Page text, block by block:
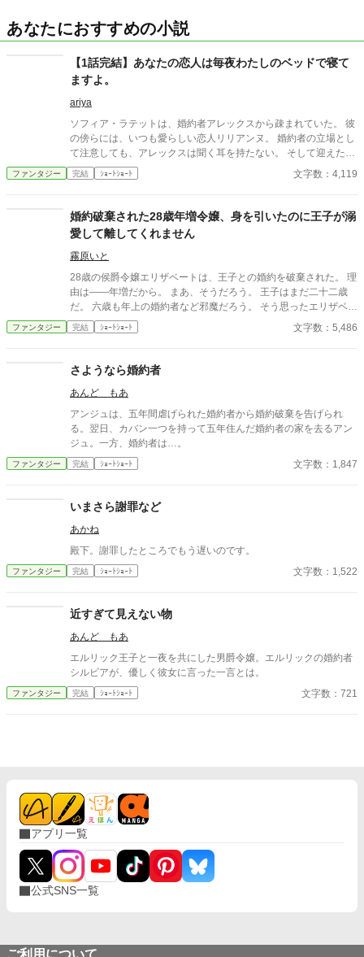
あなたにおすすめの小説
【1話完結】あなたの恋人は毎夜わたしのベッドで寝て
ますよ。
ariya
ソフィア・ラテットは、婚約者アレックスから疎まれていた。 彼
の傍らには、いつも愛らしい恋人リリアンヌ。 婚約者の立場とし
て注意しても、アレックスは聞く耳を持たない。 そして迎えた学
園卒業パーティー。 ソフィアは公衆の面前で婚約破棄を言い渡さ
れる。 ガッツポーズを決めるリリアンヌ。 そのままアレックスに
た。
ファンタジー 完結 ｼｮｰﾄｼｮｰﾄ 文字数：4,119
婚約破棄された28歳年増令嬢、身を引いたのに王子が溺
愛して離してくれません
霧原いと
28歳の侯爵令嬢エリザベートは、王子との婚約を破棄された。 理
由は――年増だから。 まあ、そうだろう。 王子はまだ二十二歳
だ。 六歳も年上の婚約者など邪魔だろう。 そう思ったエリザベー
トは、あっさり身を引くことにした。 ところが。 「エリザベー
ト！ 逃げるな！」 なぜか婚約破棄した本人である王子が、全力
よね？」 「そうだ！」 「ではなぜ追いかけてくるのですか」
「好きだからだ！」 「最初からそう言ってください！」 婚約破棄
された年増令嬢と、溺愛王子のギャグ気味ラブコメ。
ファンタジー 完結 ｼｮｰﾄｼｮｰﾄ 文字数：5,486
さようなら婚約者
あんど もあ
アンジュは、五年間虐げられた婚約者から婚約破棄を告げられ
る。翌日、カバン一つを持って五年住んだ婚約者の家を去るアン
ジュ。一方、婚約者は…。
ファンタジー 完結 ｼｮｰﾄｼｮｰﾄ 文字数：1,847
いまさら謝罪など
あかね
殿下。謝罪したところでもう遅いのです。
ファンタジー 完結 ｼｮｰﾄｼｮｰﾄ 文字数：1,522
近すぎて見えない物
あんど もあ
エルリック王子と一夜を共にした男爵令嬢。エルリックの婚約者
シルビアが、優しく彼女に言った一言とは。
ファンタジー 完結 ｼｮｰﾄｼｮｰﾄ 文字数：721
アプリ一覧
公式SNS一覧
ご利用について